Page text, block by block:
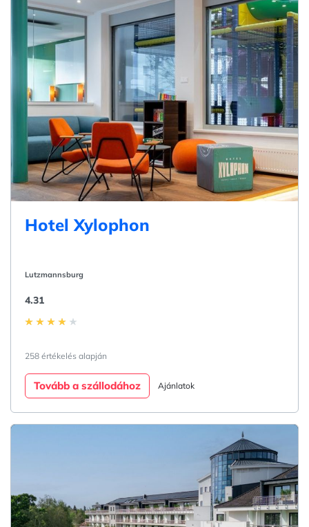
Hotel Xylophon
Lutzmannsburg
4.31
258 értékelés alapján
Tovább a szállodához Ajánlatok